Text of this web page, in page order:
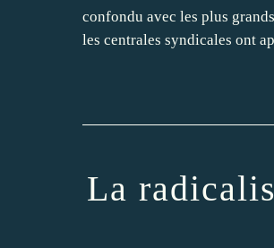
confondu avec les plus
les centrales syndicales ont
La